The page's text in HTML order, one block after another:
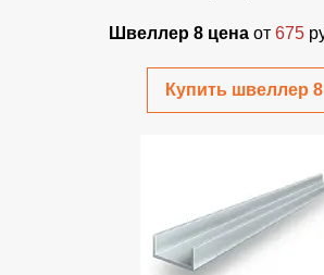
Швеллер 8 цена от 675
Купить швеллер 8